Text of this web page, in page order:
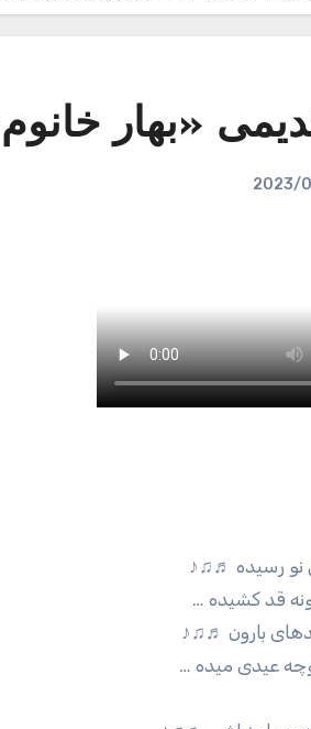
«بهار
2023/
نو رسیده ♬♫♪
قد کشیده …
بارون ♬♫♪
عیدی میده …